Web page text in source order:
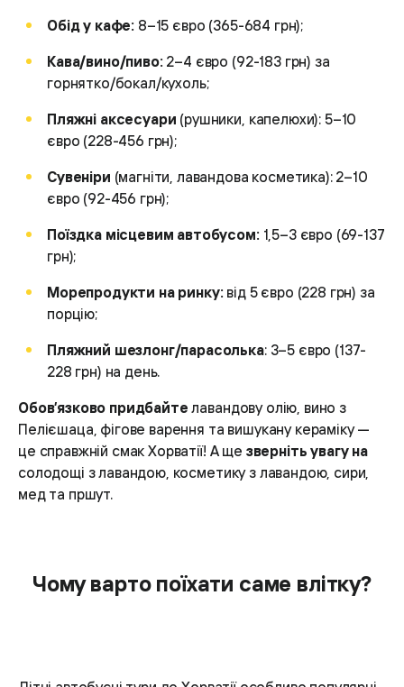
Обід у кафе: 8–15 євро (365-684 грн);
Кава/вино/пиво: 2–4 євро (92-183 грн) за
горнятко/бокал/кухоль;
Пляжні аксесуари (рушники, капелюхи): 5–10
євро (228-456 грн);
Сувеніри (магніти, лавандова косметика): 2–10
євро (92-456 грн);
Поїздка місцевим автобусом: 1,5–3 євро (69-137
грн);
Морепродукти на ринку: від 5 євро (228 грн) за
порцію;
Пляжний шезлонг/парасолька: 3–5 євро (137-
228 грн) на день.
Обов’язково придбайте лавандову олію, вино з
Пелієшаца, фігове варення та вишукану кераміку —
це справжній смак Хорватії! А ще зверніть увагу на
солодощі з лавандою, косметику з лавандою, сири,
мед та пршут.
Чому варто поїхати саме влітку?